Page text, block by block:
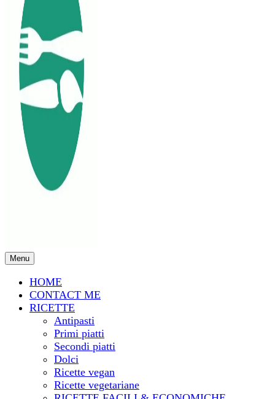
Menu
HOME
CONTACT ME
RICETTE
Antipasti
Primi piatti
Secondi piatti
Dolci
Ricette vegan
Ricette vegetariane